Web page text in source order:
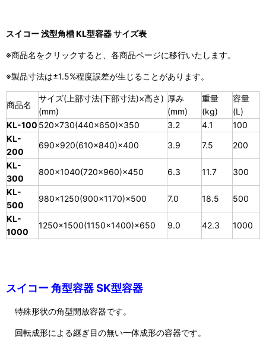
スイコー 浅型角槽 KL型容器 サイズ表
※商品名をクリックすると、各商品ページに移行いたします。
※製品寸法は±1.5%程度誤差が生じることがあります。
商品名
サイズ(上部寸法(下部寸法)×高さ)
(mm)
厚み
(mm)
重量
(kg)
容量
(L)
KL-100 520×730(440×650)×350 3.2 4.1
100
KL-
200
690×920(610×840)×400 3.9 7.5
200
KL-
300
800×1040(720×960)×450 6.3 11.7
300
KL-
500
980×1250(900×1170)×500 7.0 18.5
500
KL-
1000
1250×1500(1150×1400)×650 9.0 42.3 1000
スイコー 角型容器 SK型容器
特殊形状の角型開放容器です。
回転成形による継ぎ目の無い一体成形の容器です。